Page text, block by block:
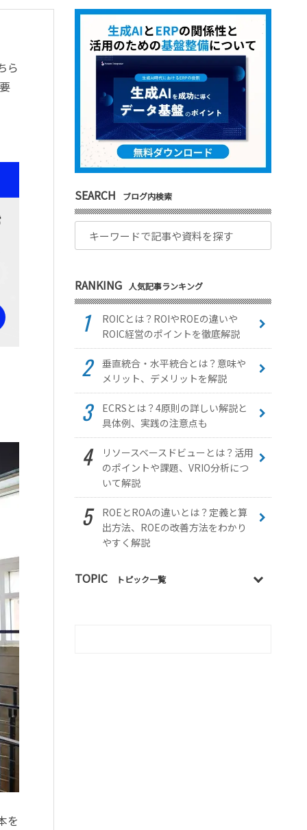
ら
を
SEARCH ブログ内検索
RANKING 人気記事ランキング
ROICとは？ROIやROEの違いや
ROIC経営のポイントを徹底解説
垂直統合・水平統合とは？意味や
メリット、デメリットを解説
ECRSとは？4原則の詳しい解説と
具体例、実践の注意点も
リソースベースドビューとは？活用
のポイントや課題、VRIO分析につ
いて解説
ROEとROAの違いとは？定義と算
出方法、ROEの改善方法をわかり
やすく解説
TOPIC トピック一覧